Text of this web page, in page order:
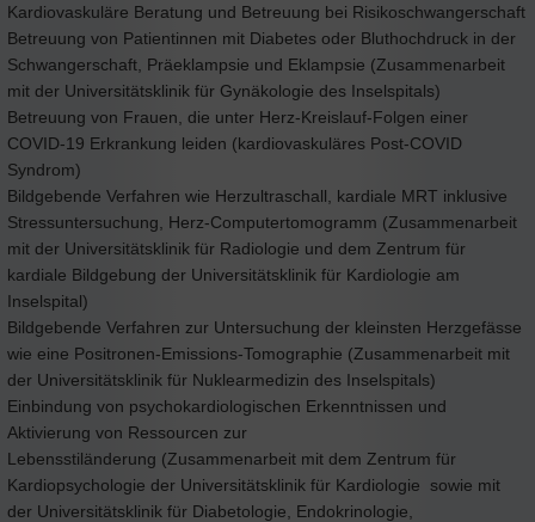
Kardiovaskuläre Beratung und Betreuung bei Risikoschwangerschaft
Betreuung von Patientinnen mit Diabetes oder Bluthochdruck in der
Schwangerschaft, Präeklampsie und Eklampsie (Zusammenarbeit
mit der Universitätsklinik für Gynäkologie des Inselspitals)
Betreuung von Frauen, die unter Herz-Kreislauf-Folgen einer
COVID-19 Erkrankung leiden (kardiovaskuläres Post-COVID
Syndrom)
Bildgebende Verfahren wie Herzultraschall, kardiale MRT inklusive
Stressuntersuchung, Herz-Computertomogramm (Zusammenarbeit
mit der Universitätsklinik für Radiologie und dem Zentrum für
kardiale Bildgebung der Universitätsklinik für Kardiologie am
Inselspital)
Bildgebende Verfahren zur Untersuchung der kleinsten Herzgefässe
wie eine Positronen-Emissions-Tomographie (Zusammenarbeit mit
der Universitätsklinik für Nuklearmedizin des Inselspitals)
Einbindung von psychokardiologischen Erkenntnissen und
Aktivierung von Ressourcen zur
Lebensstiländerung (Zusammenarbeit mit dem Zentrum für
Kardiopsychologie der Universitätsklinik für Kardiologie sowie mit
der Universitätsklinik für Diabetologie, Endokrinologie,